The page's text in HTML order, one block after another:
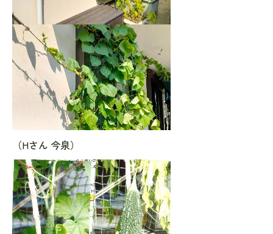
（Hさん 今泉）